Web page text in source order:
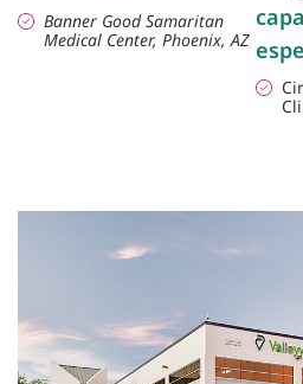
Banner Good Samaritan
Medical Center, Phoenix, AZ